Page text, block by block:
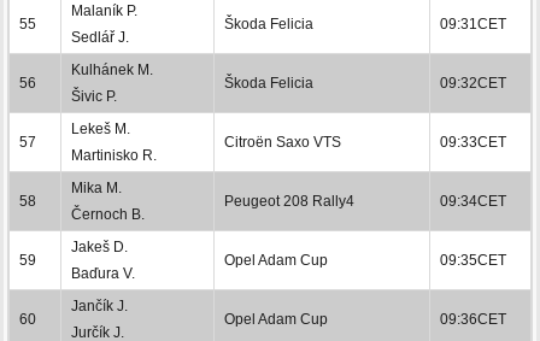
55
Malaník P.
Sedlář J.
Škoda Felicia 09:31CET
56
Kulhánek M.
Šivic P.
Škoda Felicia 09:32CET
57
Lekeš M.
Martinisko R.
Citroën Saxo VTS 09:33CET
58
Mika M.
Černoch B.
Peugeot 208 Rally4 09:34CET
59
Jakeš D.
Baďura V.
Opel Adam Cup 09:35CET
60
Jančík J.
Jurčík J.
Opel Adam Cup 09:36CET